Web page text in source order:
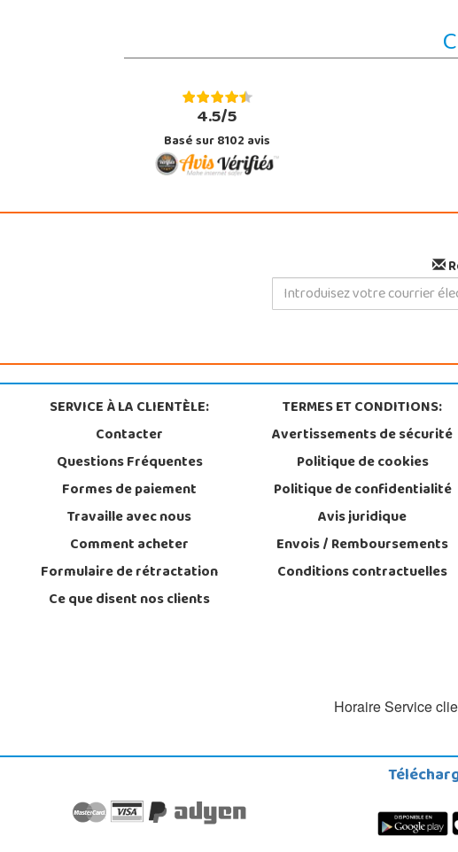
4.5/5
Basé sur 8102 avis
SERVICE À LA CLIENTÈLE:
Contacter
Questions Fréquentes
Formes de paiement
Travaille avec nous
Comment acheter
Formulaire de rétractation
Ce que disent nos clients
TERMES ET CONDITIONS:
Avertissements de sécurité
Politique de cookies
Politique de confidentialité
Avis juridique
Envois / Remboursements
Conditions contractuelles
Horaire Service